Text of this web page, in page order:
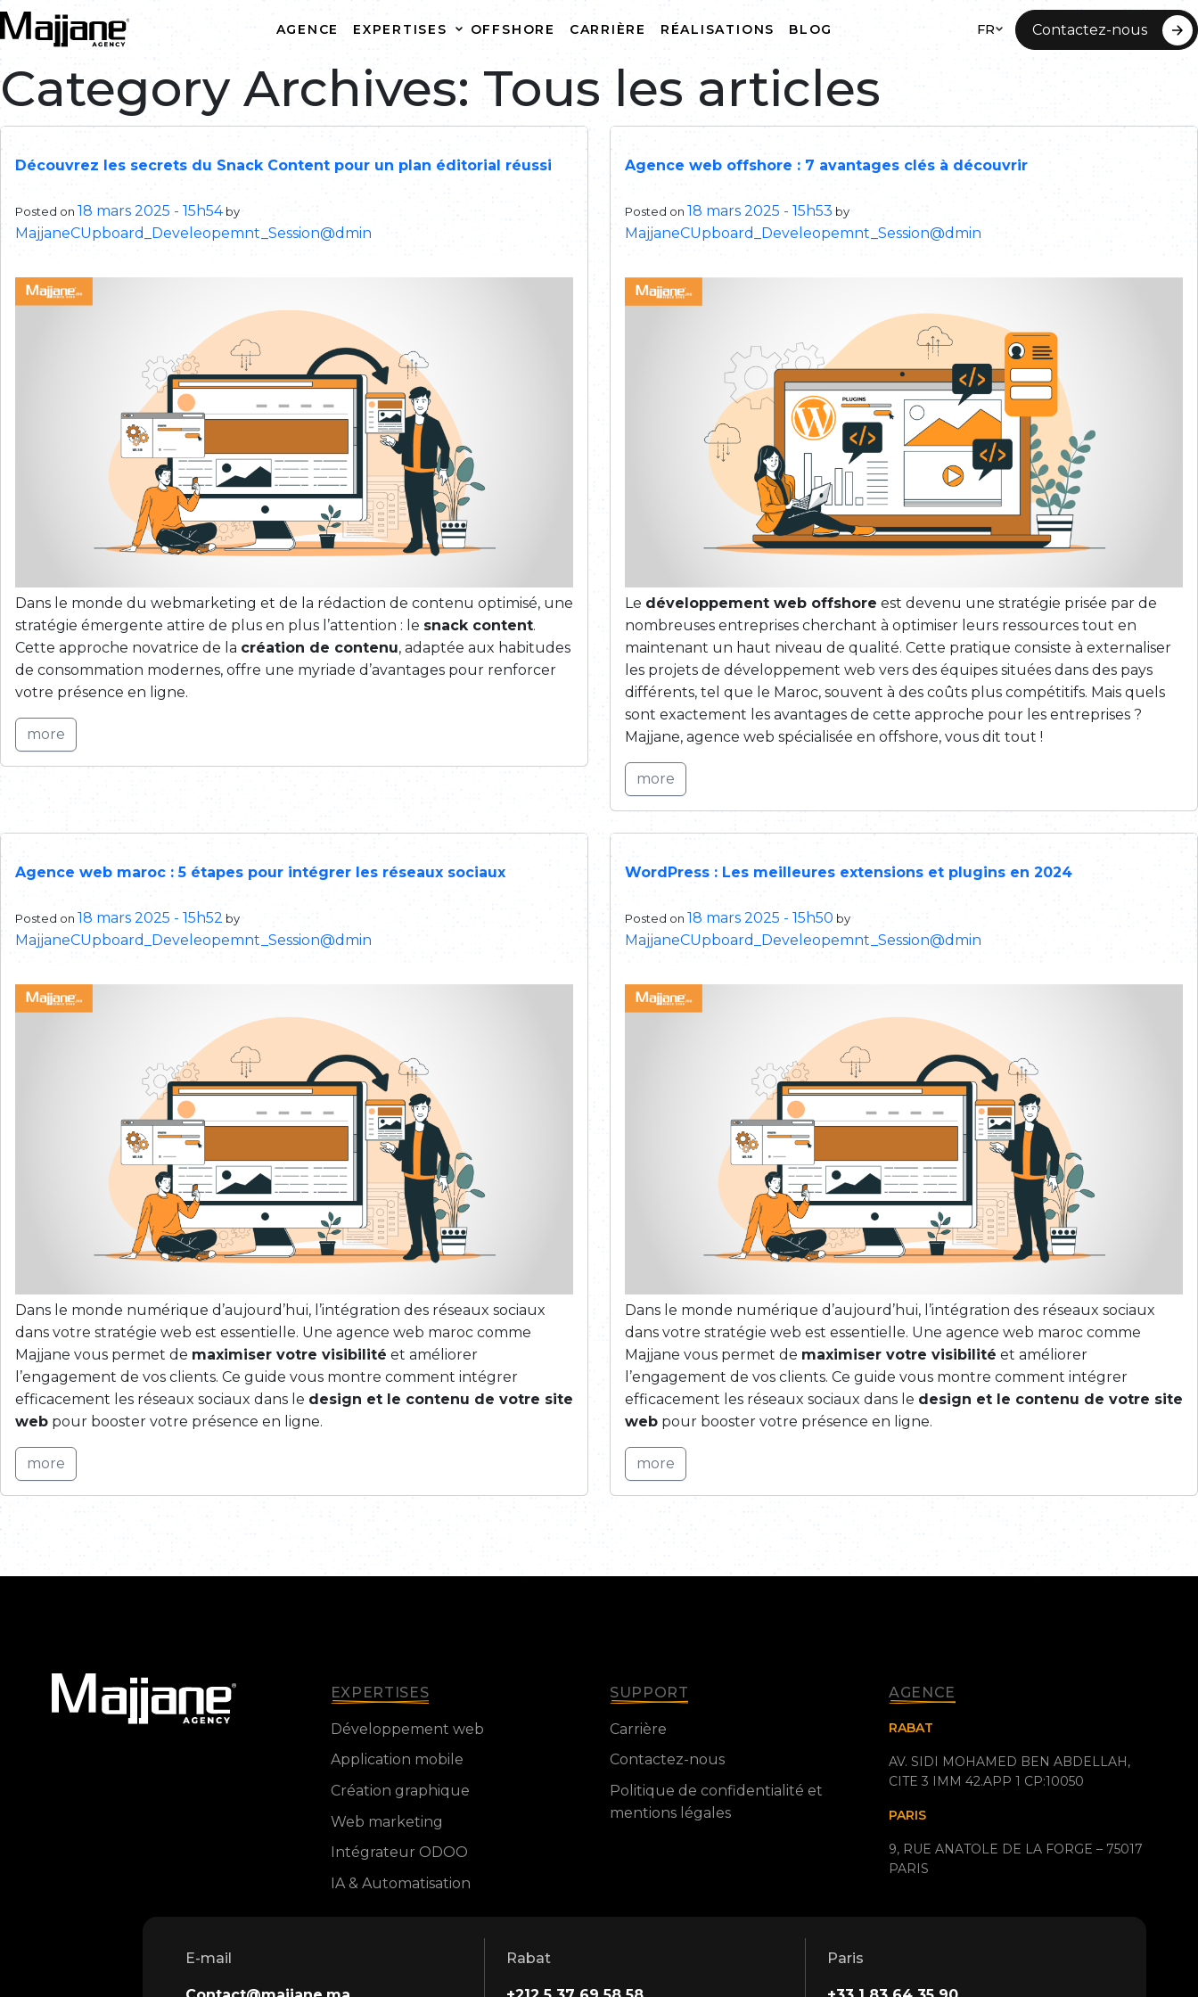
Skip to main content
AGENCE EXPERTISES
Développement web
Création graphique
Application mobile
Web marketing
CRÉATION DE SITE
INTERNET
HÉBERGEMENT WEB
COMMERCE
INTERNET
OFFSHORE CARRIÈRE RÉALISATIONS BLOG FR Contactez-nous
Category Archives: Tous les articles
Découvrez les secrets du Snack Content pour un plan éditorial réussi
Posted on 18 mars 2025 - 15h54 by
MajjaneCUpboard_Develeopemnt_Session@dmin
Dans le monde du webmarketing et de la rédaction de contenu optimisé, une
stratégie émergente attire de plus en plus l’attention : le snack content.
Cette approche novatrice de la création de contenu, adaptée aux habitudes
de consommation modernes, offre une myriade d’avantages pour renforcer
votre présence en ligne.
more
Agence web offshore : 7 avantages clés à découvrir
Posted on 18 mars 2025 - 15h53 by
MajjaneCUpboard_Develeopemnt_Session@dmin
Le développement web offshore est devenu une stratégie prisée par de
nombreuses entreprises cherchant à optimiser leurs ressources tout en
maintenant un haut niveau de qualité. Cette pratique consiste à externaliser
les projets de développement web vers des équipes situées dans des pays
différents, tel que le Maroc, souvent à des coûts plus compétitifs. Mais quels
sont exactement les avantages de cette approche pour les entreprises ?
Majjane, agence web spécialisée en offshore, vous dit tout !
more
Agence web maroc : 5 étapes pour intégrer les réseaux sociaux
Posted on 18 mars 2025 - 15h52 by
MajjaneCUpboard_Develeopemnt_Session@dmin
Dans le monde numérique d’aujourd’hui, l’intégration des réseaux sociaux
dans votre stratégie web est essentielle. Une agence web maroc comme
Majjane vous permet de maximiser votre visibilité et améliorer
l’engagement de vos clients. Ce guide vous montre comment intégrer
efficacement les réseaux sociaux dans le design et le contenu de votre site
web pour booster votre présence en ligne.
more
WordPress : Les meilleures extensions et plugins en 2024
Posted on 18 mars 2025 - 15h50 by
MajjaneCUpboard_Develeopemnt_Session@dmin
Dans le monde numérique d’aujourd’hui, l’intégration des réseaux sociaux
dans votre stratégie web est essentielle. Une agence web maroc comme
Majjane vous permet de maximiser votre visibilité et améliorer
l’engagement de vos clients. Ce guide vous montre comment intégrer
efficacement les réseaux sociaux dans le design et le contenu de votre site
web pour booster votre présence en ligne.
more
EXPERTISES
Développement web
Application mobile
Création graphique
Web marketing
Intégrateur ODOO
IA & Automatisation
SUPPORT
Carrière
Contactez-nous
Politique de confidentialité et
mentions légales
AGENCE
RABAT
AV. SIDI MOHAMED BEN ABDELLAH,
CITE 3 IMM 42.APP 1 CP:10050
PARIS
9, RUE ANATOLE DE LA FORGE – 75017
PARIS
E-mail Rabat Paris